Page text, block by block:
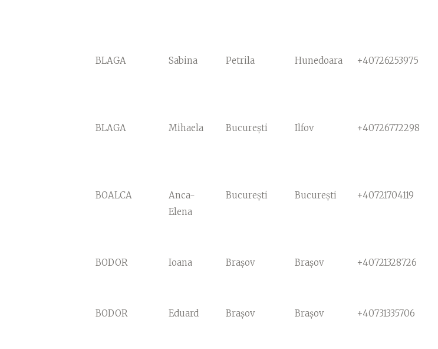
BLAGA Sabina Petrila Hunedoara +40726253975
BLAGA Mihaela București Ilfov +40726772298
BOALCA
Anca-
Elena
București București +40721704119
BODOR Ioana Brașov Brașov +40721328726
BODOR Eduard Brașov Brașov +40731335706